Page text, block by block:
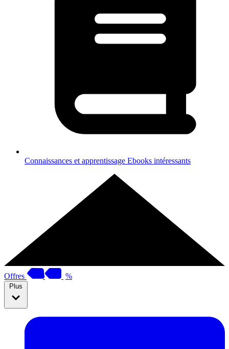
Connaissances et apprentissage Ebooks intéressants
Offres %
Plus